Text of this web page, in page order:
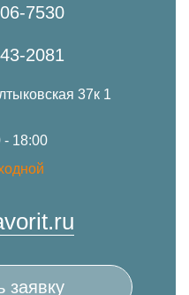
7530
2081
37к 1
- 18:00
заявку